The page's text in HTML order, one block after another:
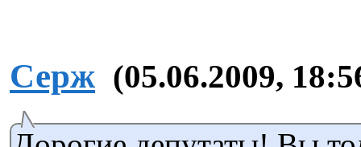
Серж (05.06.2009,